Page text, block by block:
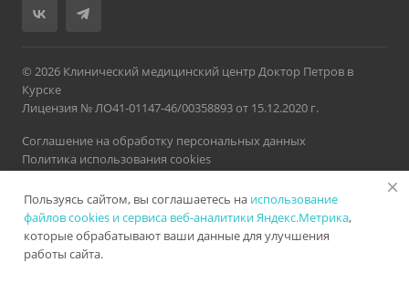
© 2026 Клинический медицинский центр Доктор Петров в
Курске
Лицензия № ЛО41-01147-46/00358893 от 15.12.2020 г.
Соглашение на обработку персональных данных
Политика использования cookies
Версия для слабовидящих
Карта сайта Разработано в
ИМЕЮТСЯ ПРОТИВОПОКАЗАНИЯ. НЕОБХОДИМА
Пользуясь сайтом, вы соглашаетесь на использование
файлов cookies и сервиса веб-аналитики Яндекс.Метрика,
которые обрабатывают ваши данные для улучшения
работы сайта.